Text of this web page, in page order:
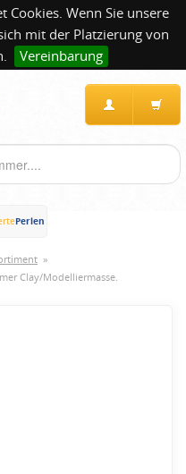
Cookies. Wenn Sie unsere
mit der Platzierung von
Vereinbarung
Perlen
»
Clay/Modelliermasse.